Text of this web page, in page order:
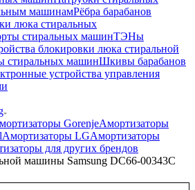
машинамРёбра барабанов
люка стиральных
стиральных машинТЭНы
блокировки люка стиральной
стиральных машинШкивы барабанов
устройства управления
GorenjeАмортизаторы
Амортизаторы LGАмортизаторы
для других брендов
машины Samsung DC66-00343C